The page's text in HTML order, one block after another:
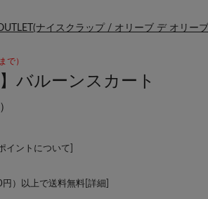
ナイスクラップ / オリーブ デ オリーブ
で）
バルーンスカート
イントについて
）以上で送料無料[ 詳細